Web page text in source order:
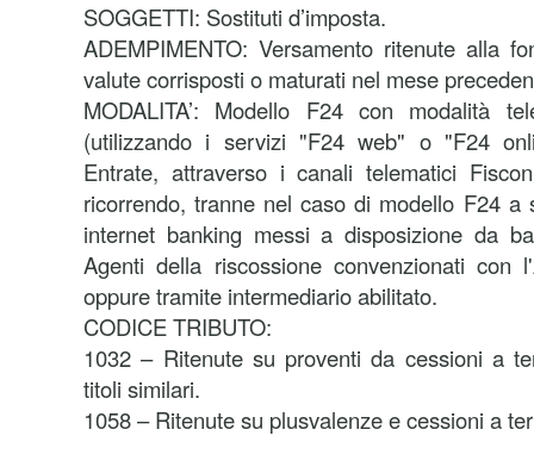
SOGGETTI: Sostituti d’imposta.
ADEMPIMENTO: Versamento ritenute alla
valute corrisposti o maturati nel mese
MODALITA’: Modello F24 con modalità
(utilizzando i servizi "F24 web" o "F24
Entrate, attraverso i canali telematici
ricorrendo, tranne nel caso di modello F24
internet banking messi a disposizione da
Agenti della riscossione convenzionati con
oppure tramite intermediario abilitato.
CODICE TRIBUTO:
1032 – Ritenute su proventi da cessioni a
titoli similari.
1058 – Ritenute su plusvalenze e cessioni a